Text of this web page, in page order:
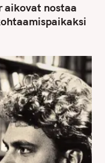
aikovat nostaa